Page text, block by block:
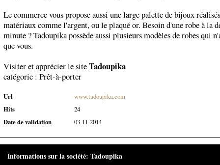
Le commerce vous propose aussi une large palette de bijoux
matériaux comme l'argent, ou le plaqué or. Besoin d'une robe à la
minute ? Tadoupika possède aussi plusieurs modèles de robes qui
que vous.
Visiter et apprécier le siteTadoupika
catégorie : Prêt-à-porter
Url
www.tadoupika.com
Hits
24
Date de validation
03-11-2014
Informations sur la société: Tadoupika